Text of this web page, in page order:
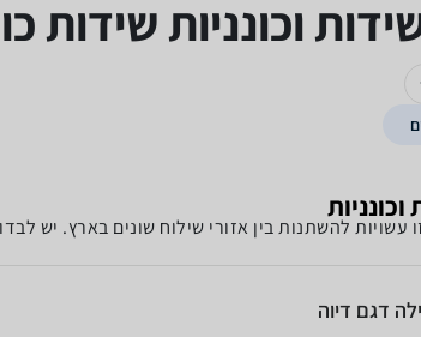
וכונניות ‏שידות
עשויות להשתנות בין אזורי שילוח שונים בארץ.
דגם דיוה